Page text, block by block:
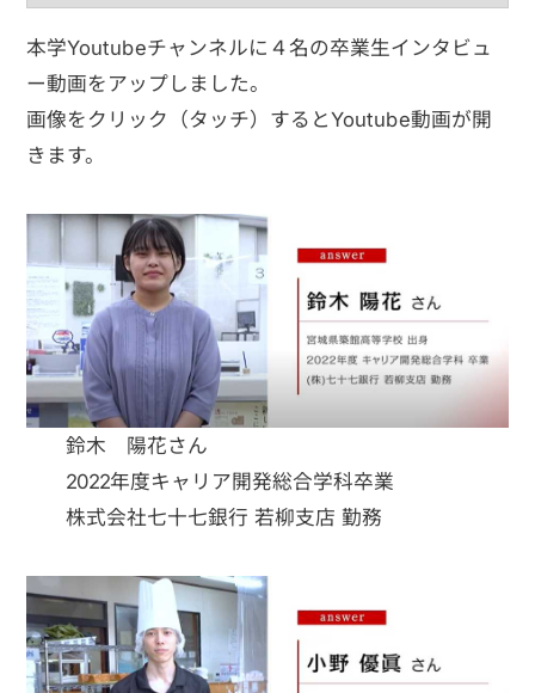
本学Youtubeチャンネルに４名の卒業生インタビュ
ー動画をアップしました。
画像をクリック（タッチ）するとYoutube動画が開
きます。
鈴木 陽花さん
2022年度キャリア開発総合学科卒業
株式会社七十七銀行 若柳支店 勤務